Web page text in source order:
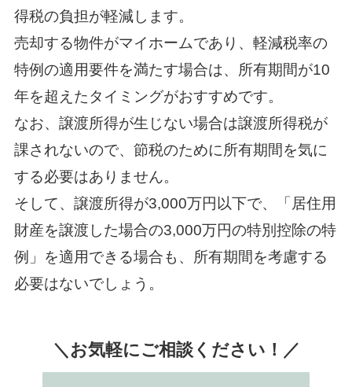
得税の負担が軽減します。
売却する物件がマイホームであり、軽減税率の
特例の適用要件を満たす場合は、所有期間が10
年を超えたタイミングがおすすめです。
なお、譲渡所得が生じない場合は譲渡所得税が
課されないので、節税のために所有期間を気に
する必要はありません。
そして、譲渡所得が3,000万円以下で、「居住用
財産を譲渡した場合の3,000万円の特別控除の特
例」を適用できる場合も、所有期間を考慮する
必要はないでしょう。
＼お気軽にご相談ください！／